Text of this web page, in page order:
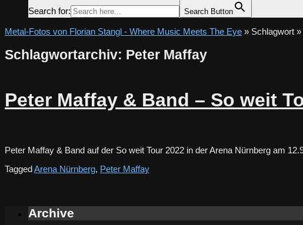
Search for: Search Button
Metal-Fotos von Florian Stangl - Where Music Meets The Eye » Schlagwort
Schlagwortarchiv: Peter Maffay
Peter Maffay & Band – So weit
Peter Maffay & Band auf der So weit Tour 2022 in der Arena Nürnberg am
TaggedArena Nürnberg, Peter Maffay
Archive